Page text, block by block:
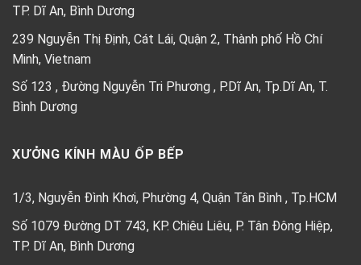
TP. Dĩ An, Bình Dương
239 Nguyễn Thị Định, Cát Lái, Quận 2, Thành phố Hồ Chí
Minh, Vietnam
Số 123 , Đường Nguyễn Tri Phương , P.Dĩ An, Tp.Dĩ An, T.
Bình Dương
XƯỞNG KÍNH MÀU ỐP BẾP
1/3, Nguyễn Đình Khơi, Phường 4, Quận Tân Bình , Tp.HCM
Số 1079 Đường DT 743, KP. Chiêu Liêu, P. Tân Đông Hiệp,
TP. Dĩ An, Bình Dương